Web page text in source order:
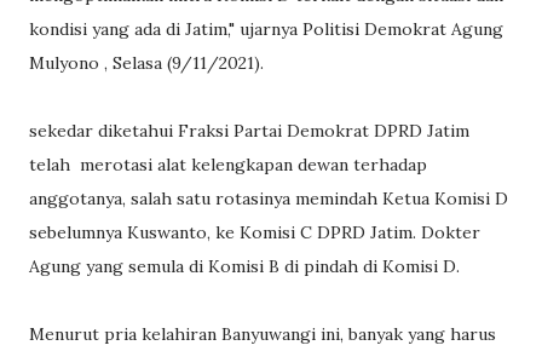
kondisi yang ada di Jatim," ujarnya Politisi Demokrat Agung
Mulyono , Selasa (9/11/2021).
sekedar diketahui Fraksi Partai Demokrat DPRD Jatim
telah merotasi alat kelengkapan dewan terhadap
anggotanya, salah satu rotasinya memindah Ketua Komisi D
sebelumnya Kuswanto, ke Komisi C DPRD Jatim. Dokter
Agung yang semula di Komisi B di pindah di Komisi D.
Menurut pria kelahiran Banyuwangi ini, banyak yang harus